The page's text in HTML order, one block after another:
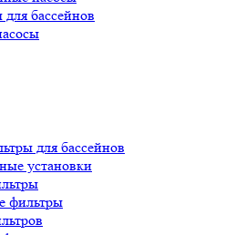
бассейнов
для бассейнов
установки
фильтры